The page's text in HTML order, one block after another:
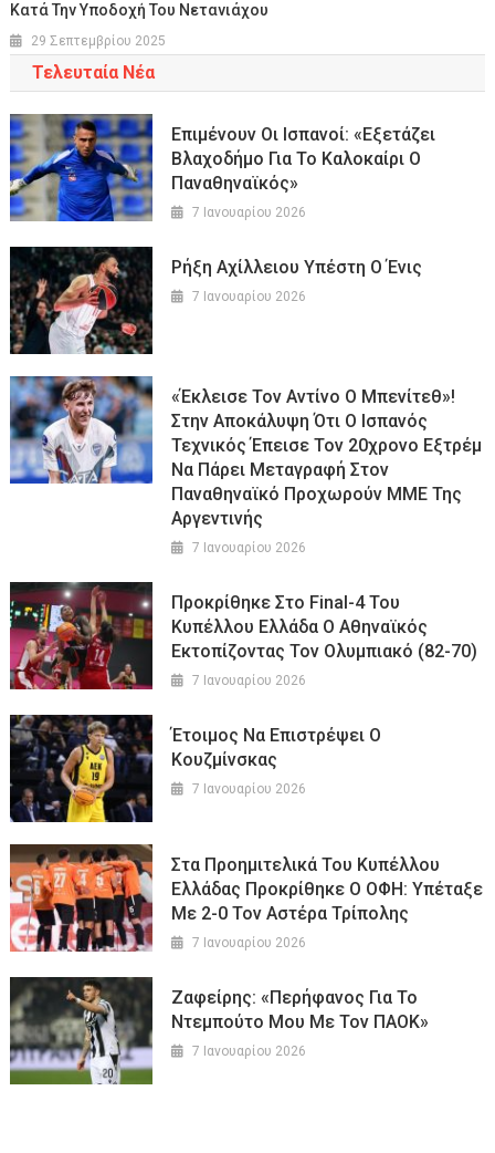
Κατά Την Υποδοχή Του Νετανιάχου
29 Σεπτεμβρίου 2025
Τελευταία Νέα
Επιμένουν Οι Ισπανοί: «Εξετάζει
Βλαχοδήμο Για Το Καλοκαίρι Ο
Παναθηναϊκός»
7 Ιανουαρίου 2026
Ρήξη Αχίλλειου Υπέστη Ο Ένις
7 Ιανουαρίου 2026
«Έκλεισε Τον Αντίνο Ο Μπενίτεθ»!
Στην Αποκάλυψη Ότι Ο Ισπανός
Τεχνικός Έπεισε Τον 20χρονο Εξτρέμ
Να Πάρει Μεταγραφή Στον
Παναθηναϊκό Προχωρούν ΜΜΕ Της
Αργεντινής
7 Ιανουαρίου 2026
Προκρίθηκε Στο Final-4 Του
Κυπέλλου Ελλάδα Ο Αθηναϊκός
Εκτοπίζοντας Τον Ολυμπιακό (82-70)
7 Ιανουαρίου 2026
Έτοιμος Να Επιστρέψει Ο
Κουζμίνσκας
7 Ιανουαρίου 2026
Στα Προημιτελικά Του Κυπέλλου
Ελλάδας Προκρίθηκε Ο ΟΦΗ: Υπέταξε
Με 2-0 Τον Αστέρα Τρίπολης
7 Ιανουαρίου 2026
Ζαφείρης: «Περήφανος Για Το
Ντεμπούτο Μου Με Τον ΠΑΟΚ»
7 Ιανουαρίου 2026